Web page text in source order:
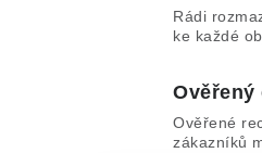
Rádi
ke každé
Ověřený
Ověřené
zákazníků